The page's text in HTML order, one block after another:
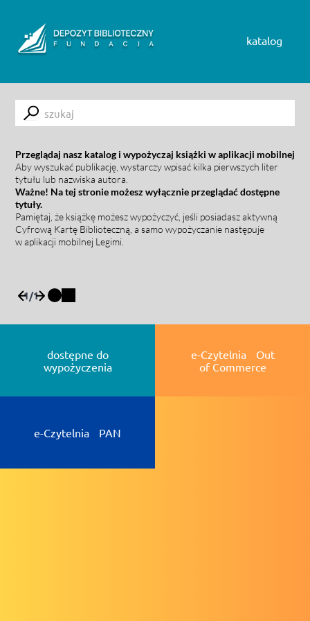
katalog
Submit
Przeglądaj nasz katalog i wypożyczaj książki w aplikacji mobilnej
Aby wyszukać publikację, wystarczy wpisać kilka pierwszych liter
tytułu lub nazwiska autora.
Ważne! Na tej stronie możesz wyłącznie przeglądać dostępne
tytuły.
Pamiętaj, że książkę możesz wypożyczyć, jeśli posiadasz aktywną
Cyfrową Kartę Biblioteczną, a samo wypożyczanie następuje
w aplikacji mobilnej Legimi.
1/1
dostępne do
wypożyczenia
e-Czytelnia Out
of Commerce
e-Czytelnia PAN